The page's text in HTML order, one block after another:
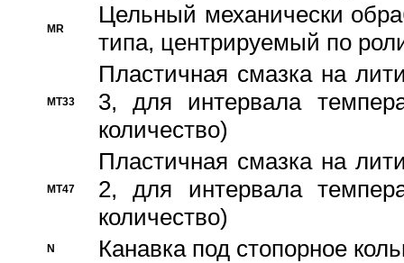
MR
Цельный механически
типа, центрируемый по
MT33
Пластичная смазка на
3, для интервала
количество)
MT47
Пластичная смазка на
2, для интервала
количество)
N Канавка под стопорное